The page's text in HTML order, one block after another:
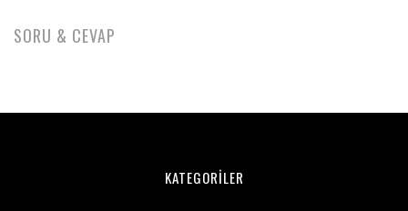
SORU & CEVAP
KATEGORİLER